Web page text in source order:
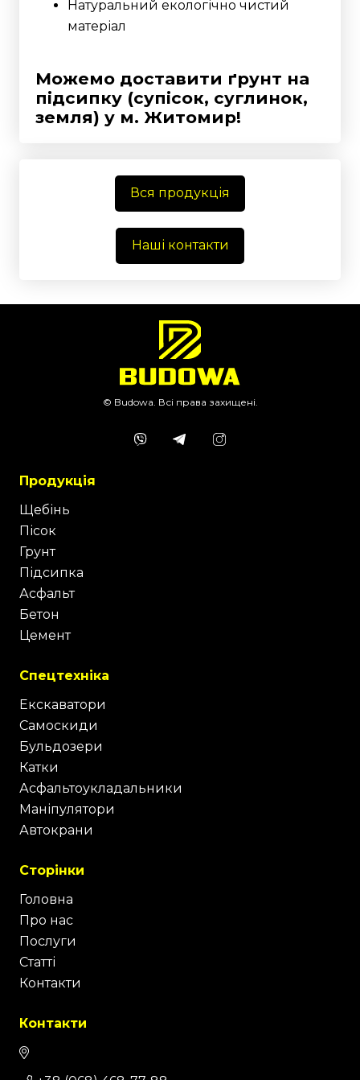
Натуральний екологічно чистий
матеріал
Можемо доставити ґрунт на
підсипку (супісок, суглинок,
земля) у м. Житомир!
Вся продукція
Наші контакти
© Budowa. Всі права захищені.
Продукція
Щебінь
Пісок
Грунт
Підсипка
Асфальт
Бетон
Цемент
Спецтехніка
Екскаватори
Самоскиди
Бульдозери
Катки
Асфальтоукладальники
Маніпулятори
Автокрани
Сторінки
Головна
Про нас
Послуги
Статті
Контакти
Контакти